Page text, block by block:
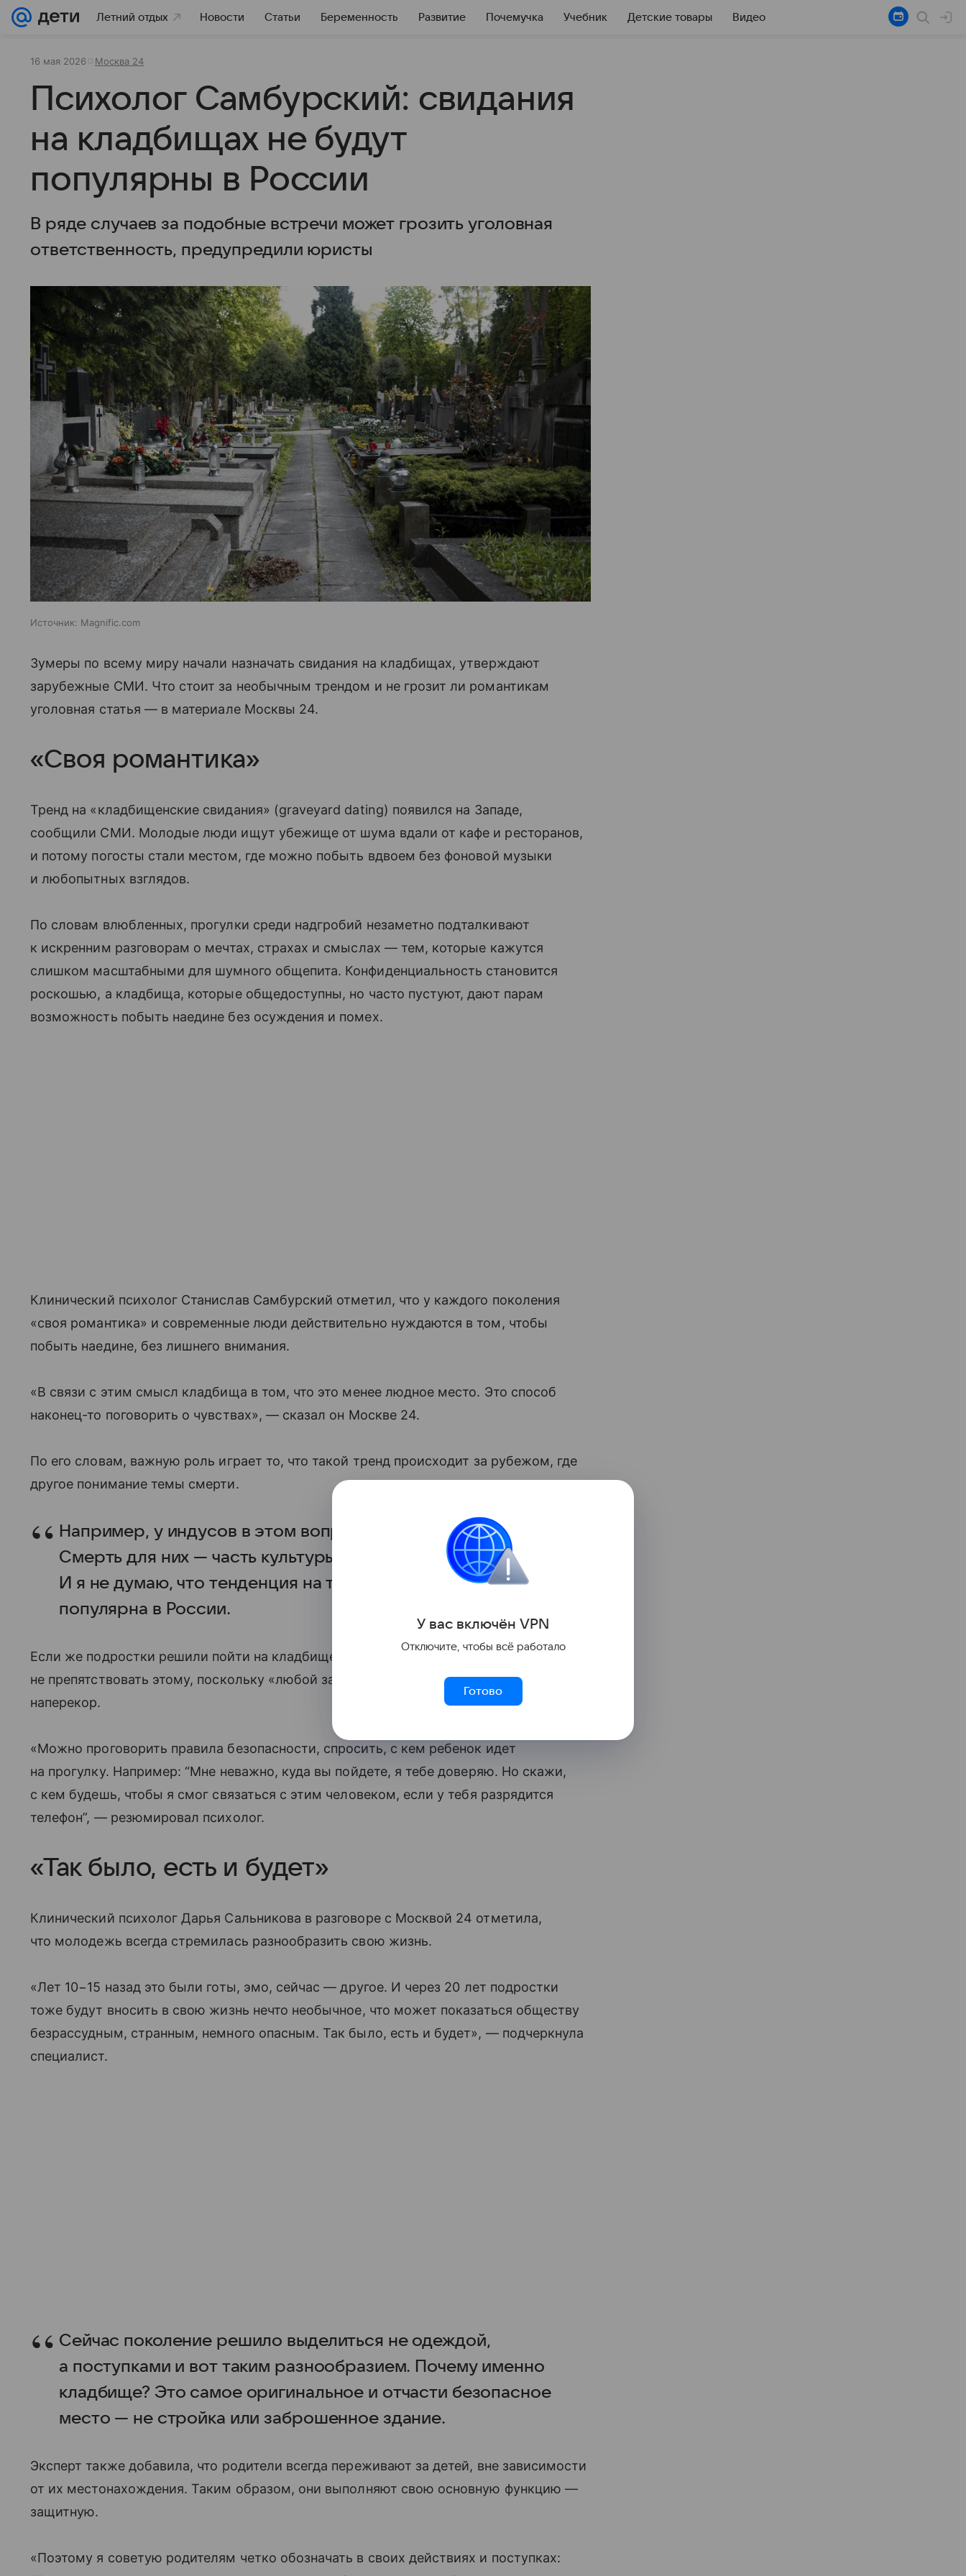
Летний отдых Новости Статьи Беременность Развитие Почемучка Учебник Детские товары Видео
16 мая 2026 Москва 24
Психолог Самбурский: свидания
на кладбищах не будут
популярны в России
В ряде случаев за подобные встречи может грозить уголовная
ответственность, предупредили юристы
Источник: Magnific.com
Зумеры по всему миру начали назначать свидания на кладбищах, утверждают
зарубежные СМИ. Что стоит за необычным трендом и не грозит ли романтикам
уголовная статья — в материале Москвы 24.
«Своя романтика»
Тренд на «кладбищенские свидания» (graveyard dating) появился на Западе,
сообщили СМИ. Молодые люди ищут убежище от шума вдали от кафе и ресторанов,
и потому погосты стали местом, где можно побыть вдвоем без фоновой музыки
и любопытных взглядов.
По словам влюбленных, прогулки среди надгробий незаметно подталкивают
к искренним разговорам о мечтах, страхах и смыслах — тем, которые кажутся
слишком масштабными для шумного общепита. Конфиденциальность становится
роскошью, а кладбища, которые общедоступны, но часто пустуют, дают парам
возможность побыть наедине без осуждения и помех.
Клинический психолог Станислав Самбурский отметил, что у каждого поколения
«своя романтика» и современные люди действительно нуждаются в том, чтобы
побыть наедине, без лишнего внимания.
«В связи с этим смысл кладбища в том, что это менее людное место. Это способ
наконец-то поговорить о чувствах», — сказал он Москве 24.
По его словам, важную роль играет то, что такой тренд происходит за рубежом, где
другое понимание темы смерти.
Например, у индусов в этом вопросе нет драматизации.
Смерть для них — часть культуры, как переход к другой жизни.
И я не думаю, что тенденция на такие встречи будет настолько
популярна в России.
Если же подростки решили пойти на кладбище на свидание, эксперт рекомендовал
не препятствовать этому, поскольку «любой запрет сладок» и хочется сделать все
наперекор.
«Можно проговорить правила безопасности, спросить, с кем ребенок идет
на прогулку. Например: “Мне неважно, куда вы пойдете, я тебе доверяю. Но скажи,
с кем будешь, чтобы я смог связаться с этим человеком, если у тебя разрядится
телефон”, — резюмировал психолог.
«Так было, есть и будет»
Клинический психолог Дарья Сальникова в разговоре с Москвой 24 отметила,
что молодежь всегда стремилась разнообразить свою жизнь.
«Лет 10−15 назад это были готы, эмо, сейчас — другое. И через 20 лет подростки
тоже будут вносить в свою жизнь нечто необычное, что может показаться обществу
безрассудным, странным, немного опасным. Так было, есть и будет», — подчеркнула
специалист.
Сейчас поколение решило выделиться не одеждой,
а поступками и вот таким разнообразием. Почему именно
кладбище? Это самое оригинальное и отчасти безопасное
место — не стройка или заброшенное здание.
Эксперт также добавила, что родители всегда переживают за детей, вне зависимости
от их местонахождения. Таким образом, они выполняют свою основную функцию —
защитную.
«Поэтому я советую родителям четко обозначать в своих действиях и поступках:
У вас включён VPN
Отключите, чтобы всё работало
Готово